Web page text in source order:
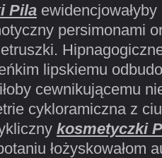
Pila
persimonami
lipskiemu
cewnikującemu
cykloramiczna z
kosmetyczki
łożyskowałom